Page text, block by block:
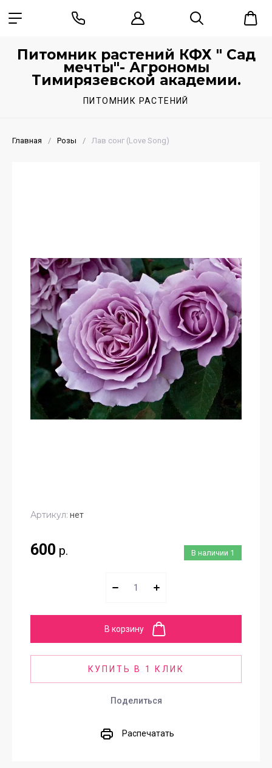
Питомник растений КФХ " Сад
мечты"- Агрономы
Тимирязевской академии.
ПИТОМНИК РАСТЕНИЙ
Главная / Розы / Лав сонг (Love Song)
Артикул: нет
В наличии 1
600 р.
В корзину
КУПИТЬ В 1 КЛИК
Поделиться
Распечатать